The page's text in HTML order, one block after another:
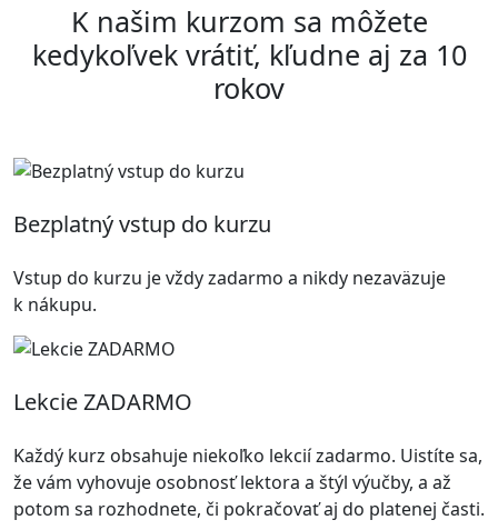
K našim kurzom sa môžete
kedykoľvek vrátiť, kľudne aj za 10
rokov
Bezplatný vstup do kurzu
Vstup do kurzu je vždy zadarmo a nikdy nezaväzuje
k nákupu.
Lekcie ZADARMO
Každý kurz obsahuje niekoľko lekcií zadarmo. Uistíte sa,
že vám vyhovuje osobnosť lektora a štýl výučby, a až
potom sa rozhodnete, či pokračovať aj do platenej časti.